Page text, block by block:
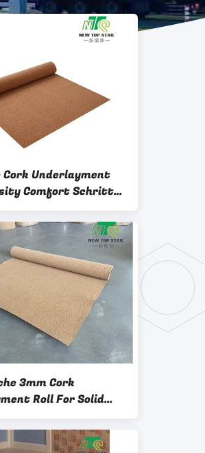
Cork Underlayment
Comfort Schritt-
3mm Cork
Roll For Solid
und
Estrich Eco